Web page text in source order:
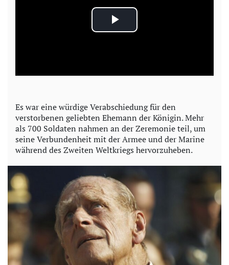
P
a
y
V
i
d
e
o
Es war eine würdige Verabschiedung für den
verstorbenen geliebten Ehemann der Königin. Mehr
als 700 Soldaten nahmen an der Zeremonie teil, um
seine Verbundenheit mit der Armee und der Marine
während des Zweiten Weltkriegs hervorzuheben.